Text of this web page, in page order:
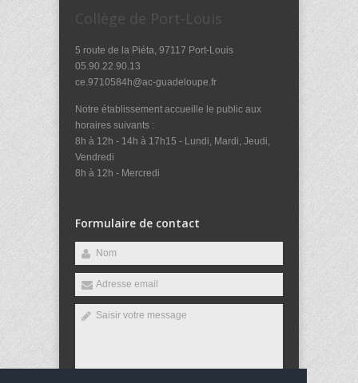
Collège de Port-Louis
5 route de la Piéta, 97117 Port-Louis
05.90.22.90.13
ce.9710584h@ac-guadeloupe.fr
Notre établissement accueille le public aux
horaires suivants :
8h à 12h - 14h à 17h15 - Lundi, Mardi, Jeudi,
Vendredi
8h à 12h - Mercredi
Formulaire de contact